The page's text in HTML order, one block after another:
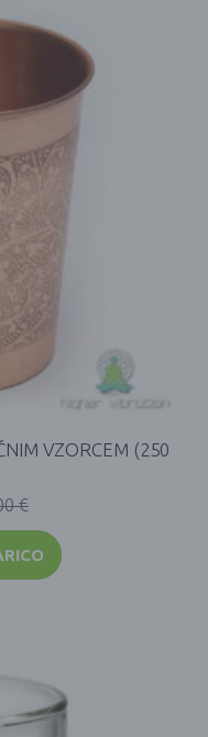
VZORCEM (250
€